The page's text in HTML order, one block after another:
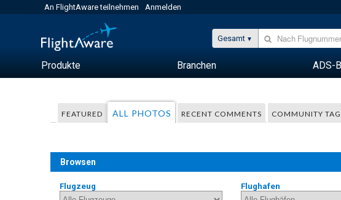
An FlightAware teilnehmen Anmelden
Gesamt
Produkte Branchen ADS-B
FEATURED ALL PHOTOS RECENT COMMENTS COMMUNITY
Browsen
Flugzeug Flughafen